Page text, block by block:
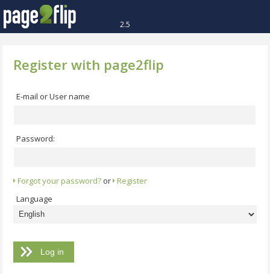
2.5
Register with page2flip
E-mail or User name
Password:
Forgot your password? or Register
Language